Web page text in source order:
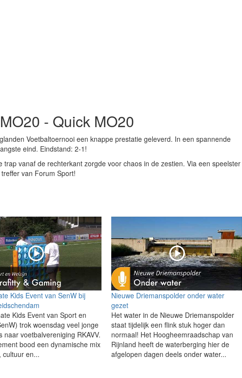
- Quick MO20
Voetbaltoernooi een knappe prestatie geleverd. In een spannende
eind. Eindstand: 2-1!
vanaf de rechterkant zorgde voor chaos in de zestien. Via een speelster
van Forum Sport!
Kids Event van SenW bij
Kids Event van Sport en
trok woensdag veel jonge
naar voetbalvereniging RKAVV.
bood een dynamische mix
cultuur en...
Nieuwe Driemanspolder onder water
gezet
Het water in de Nieuwe Driemanspolder
staat tijdelijk een flink stuk hoger dan
normaal! Het Hoogheemraadschap van
Rijnland heeft de waterberging hier de
afgelopen dagen deels onder water...